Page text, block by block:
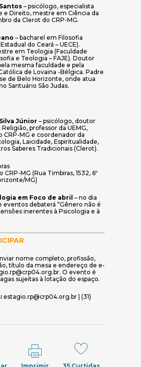
– psicólogo, especialista
e Direito, mestre em Ciência da
da Clerot do CRP-MG.
– bacharel em Filosofia
do Ceará – UECE).
em Teologia (Faculdade
e Teologia – FAJE). Doutor
mesma faculdade e pela
de Lovaina -Bélgica. Padre
de Belo Horizonte, onde atua
Santuário São Judas.
Júnior – psicólogo, doutor
professor da UEMG,
CRP-MG e coordenador da
Laicidade, Espiritualidade,
Saberes Tradicionais (Clerot).
CRP-MG (Rua Timbiras, 1532, 6º
MG)
em Foco de abril – no dia
eventos debaterá “Gênero não é
inerentes à Psicologia e à
nome completo, profissão,
título da mesa e endereço de e-
O evento é
sujeitas à lotação do espaço.
estagio.rp@crp04.org.br | (31)